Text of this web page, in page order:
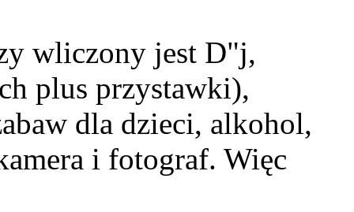
wliczony jest D"j,
plus przystawki),
dla dzieci, alkohol,
i fotograf. Więc